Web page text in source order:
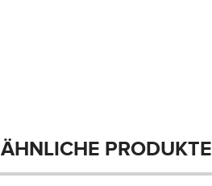
ÄHNLICHE PRODUKTE